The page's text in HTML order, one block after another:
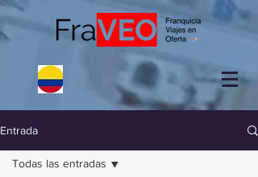
Entrada
Todas las entradas